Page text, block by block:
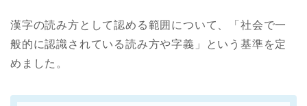
漢字の読み方として認める範囲について、「社会で一
般的に認識されている読み方や字義」という基準を定
めました。